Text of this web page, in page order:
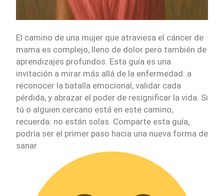
El camino de una mujer que atraviesa el cáncer de
mama es complejo, lleno de dolor pero también de
aprendizajes profundos. Esta guía es una
invitación a mirar más allá de la enfermedad: a
reconocer la batalla emocional, validar cada
pérdida, y abrazar el poder de resignificar la vida. Si
tú o alguien cercano está en este camino,
recuerda: no están solas. Comparte esta guía,
podría ser el primer paso hacia una nueva forma de
sanar.